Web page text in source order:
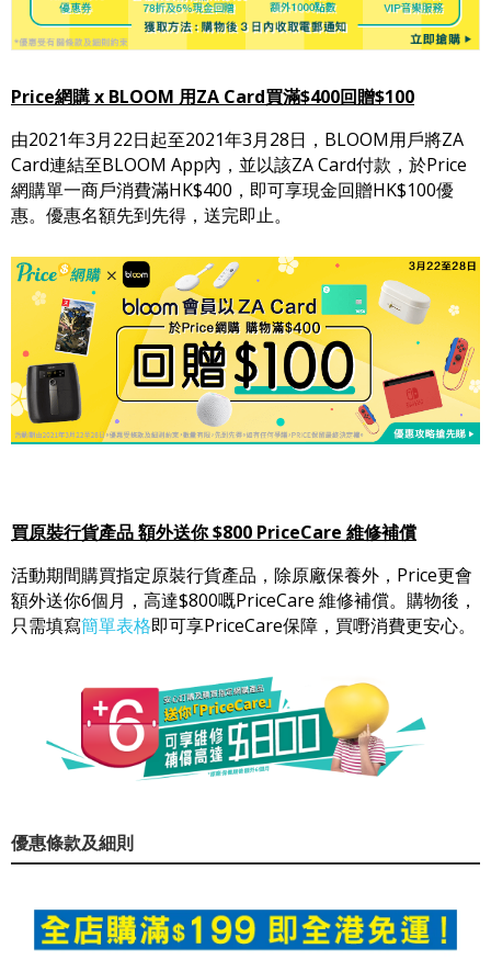
Price網購 x BLOOM 用ZA Card買滿$400回贈$100
由2021年3月22日起至2021年3月28日，BLOOM用戶將ZA
Card連結至BLOOM App內，並以該ZA Card付款，於Price
網購單一商戶消費滿HK$400，即可享現金回贈HK$100優
惠。優惠名額先到先得，送完即止。
買原裝行貨產品 額外送你 $800 PriceCare 維修補償
活動期間購買指定原裝行貨產品，除原廠保養外，Price更會
額外送你6個月，高達$800嘅PriceCare 維修補償。購物後，
只需填寫簡單表格即可享PriceCare保障，買嘢消費更安心。
優惠條款及細則